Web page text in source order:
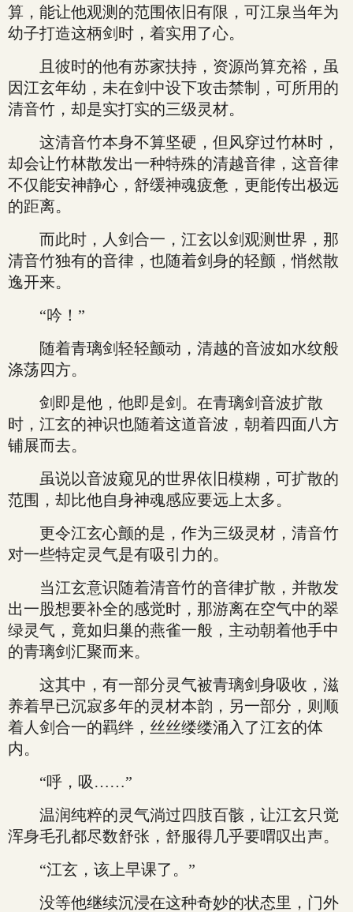
算，能让他观测的范围依旧有限，可江泉当年为
幼子打造这柄剑时，着实用了心。
且彼时的他有苏家扶持，资源尚算充裕，虽
因江玄年幼，未在剑中设下攻击禁制，可所用的
清音竹，却是实打实的三级灵材。
这清音竹本身不算坚硬，但风穿过竹林时，
却会让竹林散发出一种特殊的清越音律，这音律
不仅能安神静心，舒缓神魂疲惫，更能传出极远
的距离。
而此时，人剑合一，江玄以剑观测世界，那
清音竹独有的音律，也随着剑身的轻颤，悄然散
逸开来。
“吟！”
随着青璃剑轻轻颤动，清越的音波如水纹般
涤荡四方。
剑即是他，他即是剑。在青璃剑音波扩散
时，江玄的神识也随着这道音波，朝着四面八方
铺展而去。
虽说以音波窥见的世界依旧模糊，可扩散的
范围，却比他自身神魂感应要远上太多。
更令江玄心颤的是，作为三级灵材，清音竹
对一些特定灵气是有吸引力的。
当江玄意识随着清音竹的音律扩散，并散发
出一股想要补全的感觉时，那游离在空气中的翠
绿灵气，竟如归巢的燕雀一般，主动朝着他手中
的青璃剑汇聚而来。
这其中，有一部分灵气被青璃剑身吸收，滋
养着早已沉寂多年的灵材本韵，另一部分，则顺
着人剑合一的羁绊，丝丝缕缕涌入了江玄的体
内。
“呼，吸……”
温润纯粹的灵气淌过四肢百骸，让江玄只觉
浑身毛孔都尽数舒张，舒服得几乎要喟叹出声。
“江玄，该上早课了。”
没等他继续沉浸在这种奇妙的状态里，门外